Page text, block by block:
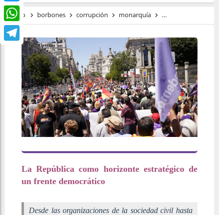
Twitter
WhatsApp
Telegram
Inicio borbones corrupción monarquía Proceso
La República como horizonte estratégico de
un frente democrático
Desde las organizaciones de la sociedad civil hasta